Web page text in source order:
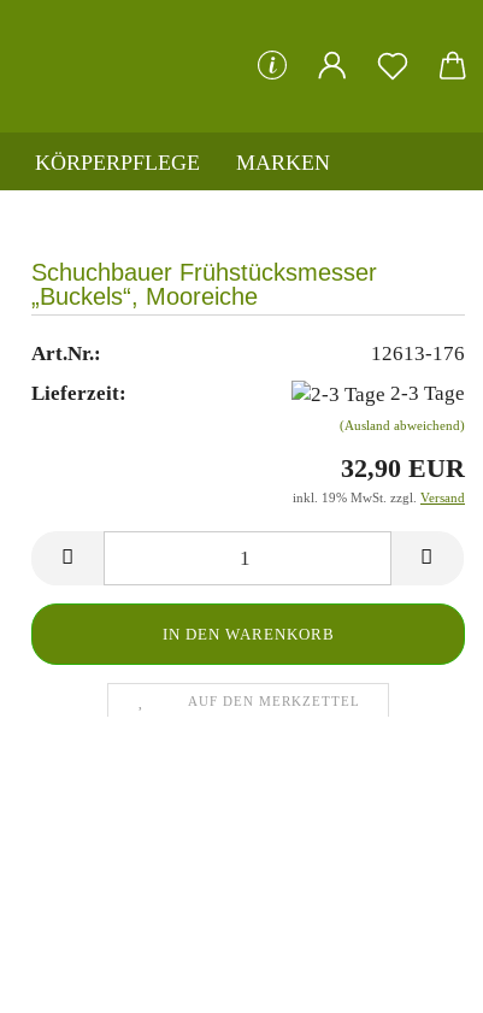
KÖRPERPFLEGE MARKEN
Schuchbauer Frühstücksmesser
„Buckels“, Mooreiche
Art.Nr.:
12613-176
Lieferzeit:
2-3 Tage
(Ausland abweichend)
32,90 EUR
inkl. 19% MwSt. zzgl. Versand
AUF DEN MERKZETTEL